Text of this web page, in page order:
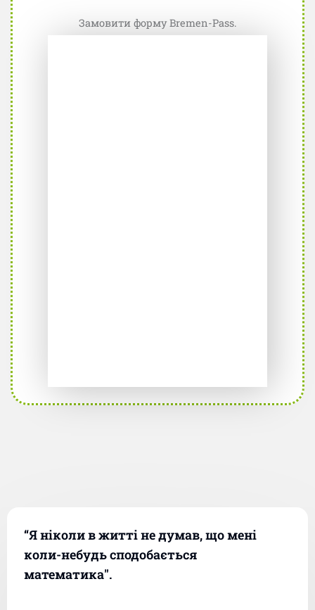
Замовити форму Bremen-Pass.
“Я ніколи в житті не думав, що мені
коли-небудь сподобається
математика".